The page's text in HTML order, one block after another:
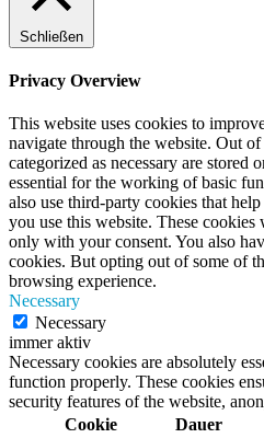
Schließen
Privacy Overview
This website uses cookies to
navigate through the website. Out of
categorized as necessary are stored
essential for the working of basic
also use third-party cookies that
you use this website. These
only with your consent. You also
cookies. But opting out of some of
browsing experience.
Necessary
Necessary
immer aktiv
Necessary cookies are absolutely
function properly. These cookies
security features of the website,
Cookie
Dauer